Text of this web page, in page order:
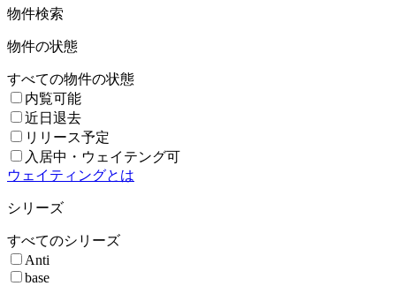
物件検索
物件の状態
すべての物件の状態
内覧可能
近日退去
リリース予定
入居中・ウェイテング可
ウェイティングとは
シリーズ
すべてのシリーズ
Anti
base